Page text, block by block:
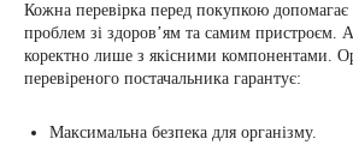
Кожна перевірка перед покупкою
проблем зі здоров’ям та самим пристроєм.
коректно лише з якісними компонентами.
перевіреного постачальника гарантує:
Максимальна безпека для організму.